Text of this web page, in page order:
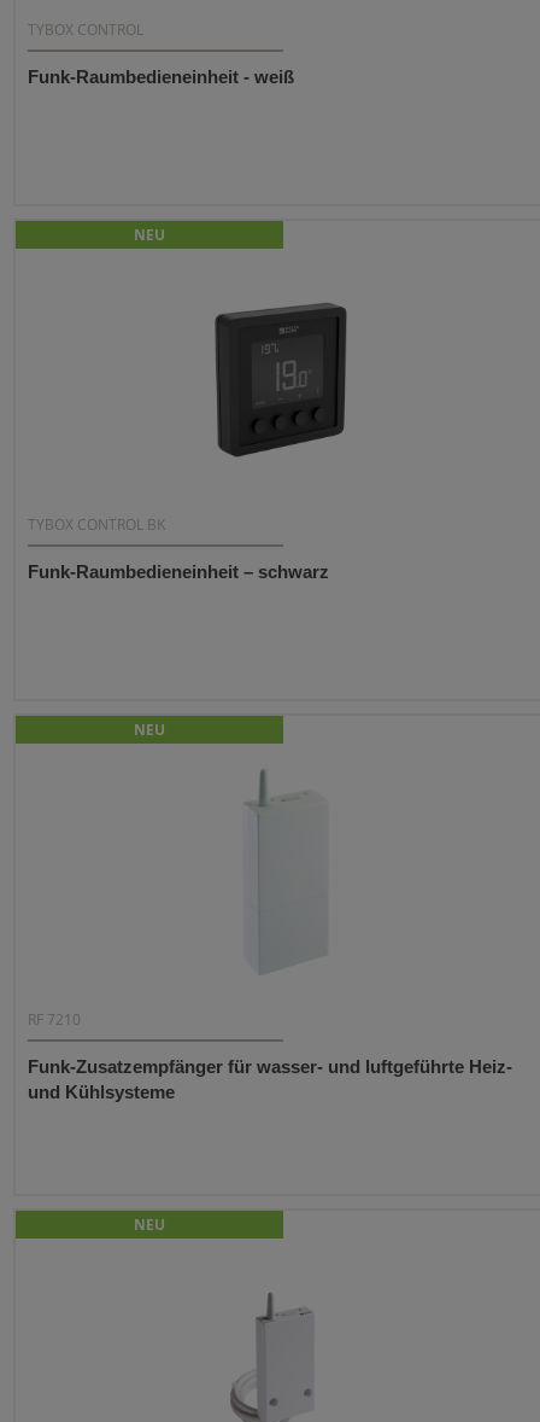
TYBOX CONTROL
Funk-Raumbedieneinheit - weiß
NEU
TYBOX CONTROL BK
Funk-Raumbedieneinheit – schwarz
NEU
RF 7210
Funk-Zusatzempfänger für wasser- und luftgeführte Heiz-
und Kühlsysteme
NEU